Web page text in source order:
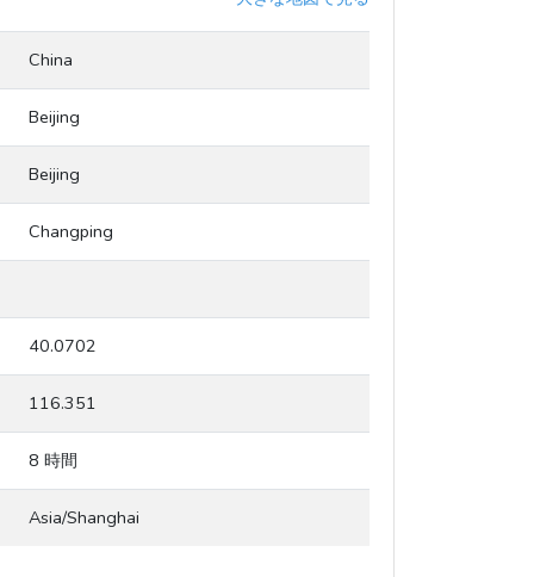
China
Beijing
Beijing
Changping
40.0702
116.351
8 時間
Asia/Shanghai